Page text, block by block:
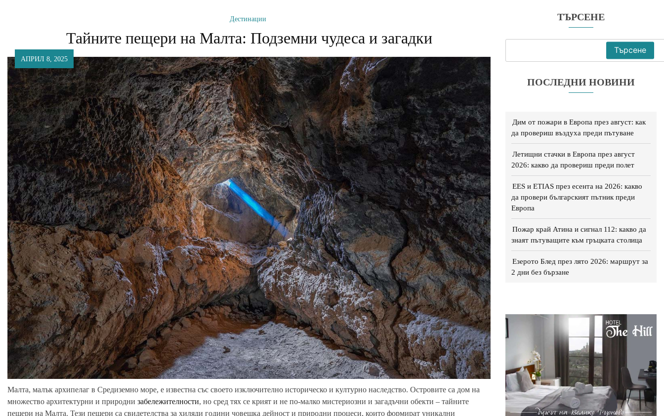
ТЪРСЕНЕ
Търсене
ПОСЛЕДНИ НОВИНИ
Дим от пожари в Европа през август: как
да провериш въздуха преди пътуване
Летищни стачки в Европа през август
2026: какво да провериш преди полет
EES и ETIAS през есента на 2026: какво
да провери българският пътник преди
Европа
Пожар край Атина и сигнал 112: какво да
знаят пътуващите към гръцката столица
Езерото Блед през лято 2026: маршрут за
2 дни без бързане
Дестинации
Тайните пещери на Малта: Подземни чудеса и загадки
АПРИЛ 8, 2025
Малта, малък архипелаг в Средиземно море, е известна със своето изключително историческо и културно наследство. Островите са дом на
множество архитектурни и природни забележителности, но сред тях се крият и не по-малко мистериозни и загадъчни обекти – тайните
пещери на Малта. Тези пещери са свидетелства за хиляди години човешка дейност и природни процеси, които формират уникални